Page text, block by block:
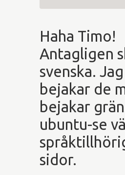
Haha Timo!
Antagligen
svenska.
bejakar de
bejakar
ubuntu-se
sidor.